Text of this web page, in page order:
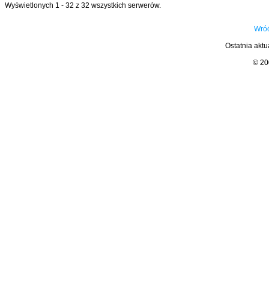
Wyświetlonych 1 - 32 z 32 wszystkich serwerów.
Ostatnia
©